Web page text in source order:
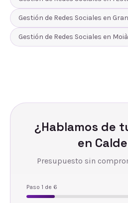
Gestión de Redes Sociales en
Gestión de Redes Sociales en Moià
¿Hablamos de
en
Presupuesto sin
Paso 1 de 6